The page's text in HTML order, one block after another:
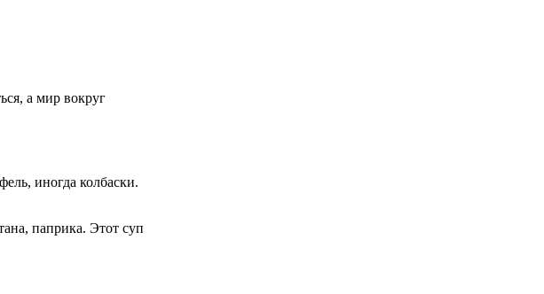
а мир вокруг
иногда колбаски.
паприка. Этот суп